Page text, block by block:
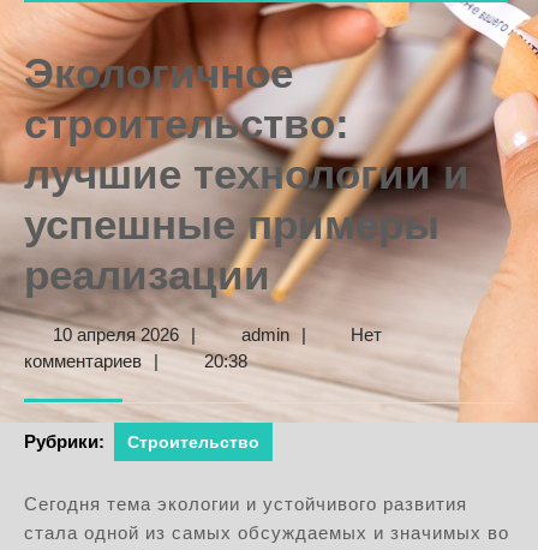
Экологичное
строительство:
лучшие технологии и
успешные примеры
реализации
10 апреля 202610
апреля
| adminadmin
|
Нет
комментариев
| 20:38
Рубрики: Строительство
Сегодня тема экологии и устойчивого развития
стала одной из самых обсуждаемых и значимых во